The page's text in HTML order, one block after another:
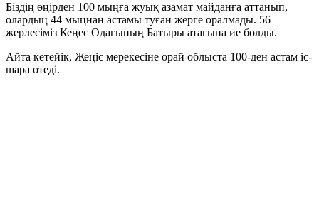
Біздің өңірден 100 мыңға жуық азамат майданға аттанып,
олардың 44 мыңнан астамы туған жерге оралмады. 56
жерлесіміз Кеңес Одағының Батыры атағына ие болды.
Айта кетейік, Жеңіс мерекесіне орай облыста 100-ден астам іс-
шара өтеді.